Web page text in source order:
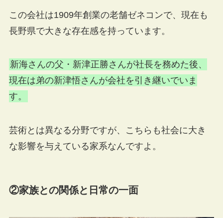
この会社は1909年創業の老舗ゼネコンで、現在も
長野県で大きな存在感を持っています。
新海さんの父・新津正勝さんが社長を務めた後、
現在は弟の新津悟さんが会社を引き継いでいま
す。
芸術とは異なる分野ですが、こちらも社会に大き
な影響を与えている家系なんですよ。
②家族との関係と日常の一面